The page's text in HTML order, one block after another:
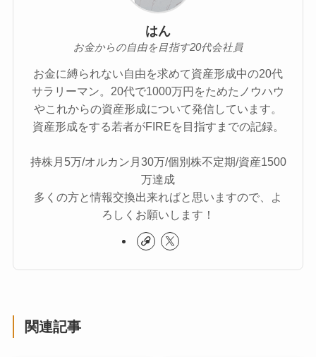
はん
お金からの自由を目指す20代会社員
お金に縛られない自由を求めて資産形成中の20代
サラリーマン。20代で1000万円をためたノウハウ
やこれからの資産形成について発信しています。
資産形成をする若者がFIREを目指すまでの記録。
持株月5万/オルカン月30万/個別株不定期/資産1500
万達成
多くの方と情報交換出来ればと思いますので、よ
ろしくお願いします！
関連記事